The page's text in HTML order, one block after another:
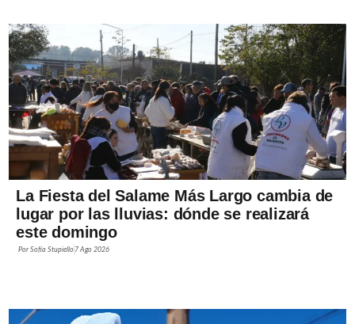
La Fiesta del Salame Más Largo cambia de
lugar por las lluvias: dónde se realizará
este domingo
PorSofía Stupiello 7 Ago 2026